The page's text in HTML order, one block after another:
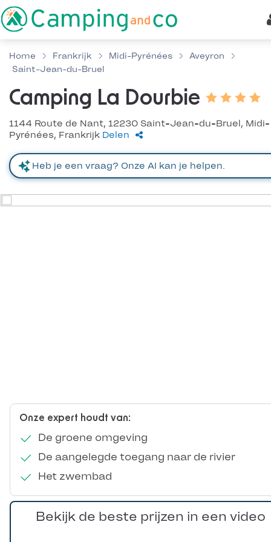
Home Frankrijk Midi-Pyrénées
Aveyron
Saint-Jean-du-Bruel
Camping La Dourbie
1144 Route de Nant, 12230 Saint-Jean-du-Bruel, Midi-
Pyrénées, Frankrijk Delen
Onze expert houdt van:
De groene omgeving
De aangelegde toegang naar de rivier
Het zwembad
Bekijk de beste prijzen in een video